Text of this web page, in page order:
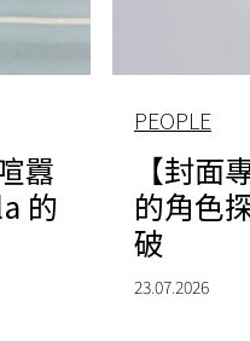
囂
的
PEOPLE
【封面
的角色
破
23.07.2026